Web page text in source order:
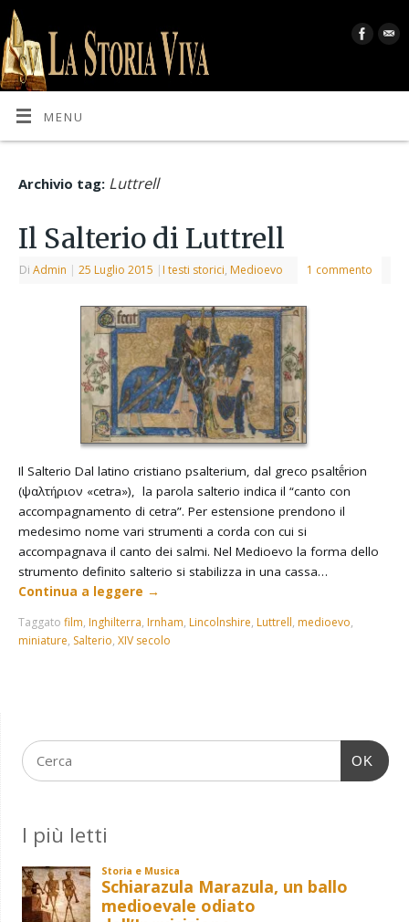
MENU
Archivio tag: Luttrell
Il Salterio di Luttrell
DiAdmin | 25 Luglio 2015 | I testi storici, Medioevo 1 commento
Il Salterio Dal latino cristiano psalterium, dal greco psaltḗrion
(ψαλτήριον «cetra»), la parola salterio indica il “canto con
accompagnamento di cetra”. Per estensione prendono il
medesimo nome vari strumenti a corda con cui si
accompagnava il canto dei salmi. Nel Medioevo la forma dello
strumento definito salterio si stabilizza in una cassa…
Continua a leggere →
Taggatofilm, Inghilterra, Irnham, Lincolnshire, Luttrell, medioevo,
miniature, Salterio,XIV secolo
OK
I più letti